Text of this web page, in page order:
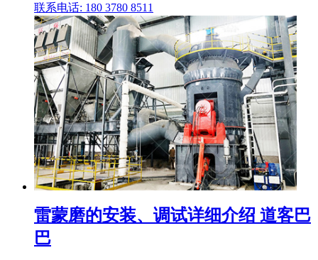
联系电话: 180 3780 8511
雷蒙磨的安装、调试详细介绍 道客巴
巴